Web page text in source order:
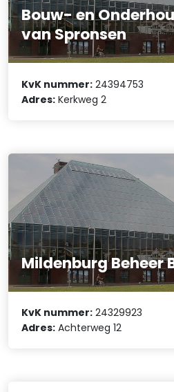
Bouw- en
van Spronsen
KvK nummer: 24394753
Adres: Kerkweg 2
Mildenburg Beheer
KvK nummer: 24329923
Adres: Achterweg 12